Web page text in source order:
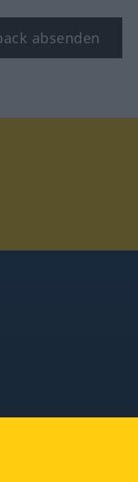
absenden